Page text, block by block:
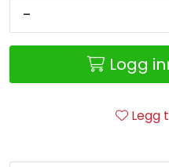
-
Logg
Legg
Retur/reklamasjon